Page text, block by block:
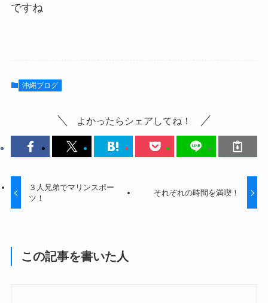
ですね
沖縄ブログ
よかったらシェアしてね！
３人兄弟でマリンスポー
ツ！
それぞれの時間を満喫！
この記事を書いた人